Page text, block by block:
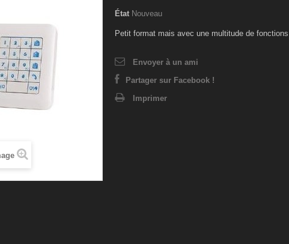
État Nouveau
Petit format mais avec une multitude de fonctions
Envoyer à un ami
Partager sur Facebook !
Imprimer